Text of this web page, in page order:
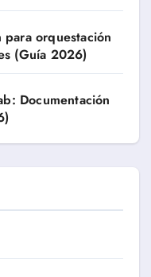
orquestación
(Guía 2026)
Documentación